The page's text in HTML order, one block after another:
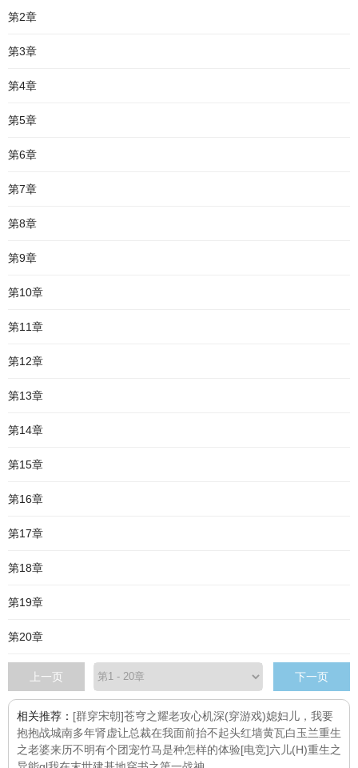
第2章
第3章
第4章
第5章
第6章
第7章
第8章
第9章
第10章
第11章
第12章
第13章
第14章
第15章
第16章
第17章
第18章
第19章
第20章
上一页 下一页
相关推荐： [群穿宋朝]苍穹之耀老攻心机深(穿游戏)媳妇儿，我要
抱抱战城南多年肾虚让总裁在我面前抬不起头红墙黄瓦白玉兰重生
之老婆来历不明有个团宠竹马是种怎样的体验[电竞]六儿(H)重生之